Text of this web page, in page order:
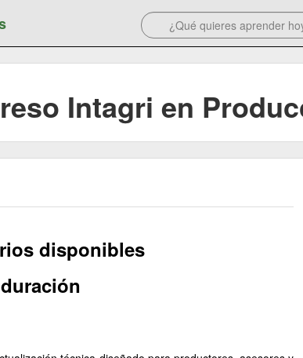
Intagri en
disponibles